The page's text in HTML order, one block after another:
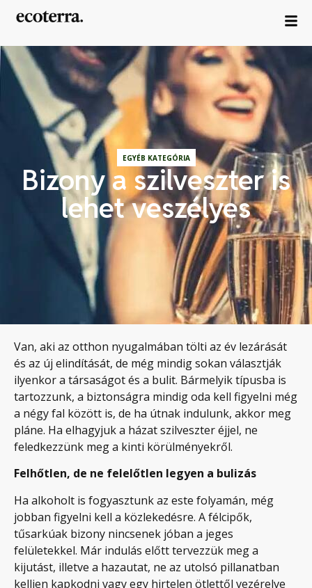
EGYÉB KATEGÓRIA
Bizony a szilveszter is
lehet veszélyes
Van, aki az otthon nyugalmában tölti az év lezárását
és az új elindítását, de még mindig sokan választják
ilyenkor a társaságot és a bulit. Bármelyik típusba is
tartozzunk, a biztonságra mindig oda kell figyelni még
a négy fal között is, de ha útnak indulunk, akkor meg
pláne. Ha elhagyjuk a házat szilveszter éjjel, ne
feledkezzünk meg a kinti körülményekről.
Felhőtlen, de ne felelőtlen legyen a bulizás
Ha alkoholt is fogyasztunk az este folyamán, még
jobban figyelni kell a közlekedésre. A félcipők,
tűsarkúak bizony nincsenek jóban a jeges
felületekkel. Már indulás előtt tervezzük meg a
kijutást, illetve a hazautat, ne az utolsó pillanatban
kelljen kapkodni vagy egy hirtelen ötlettől vezérelve